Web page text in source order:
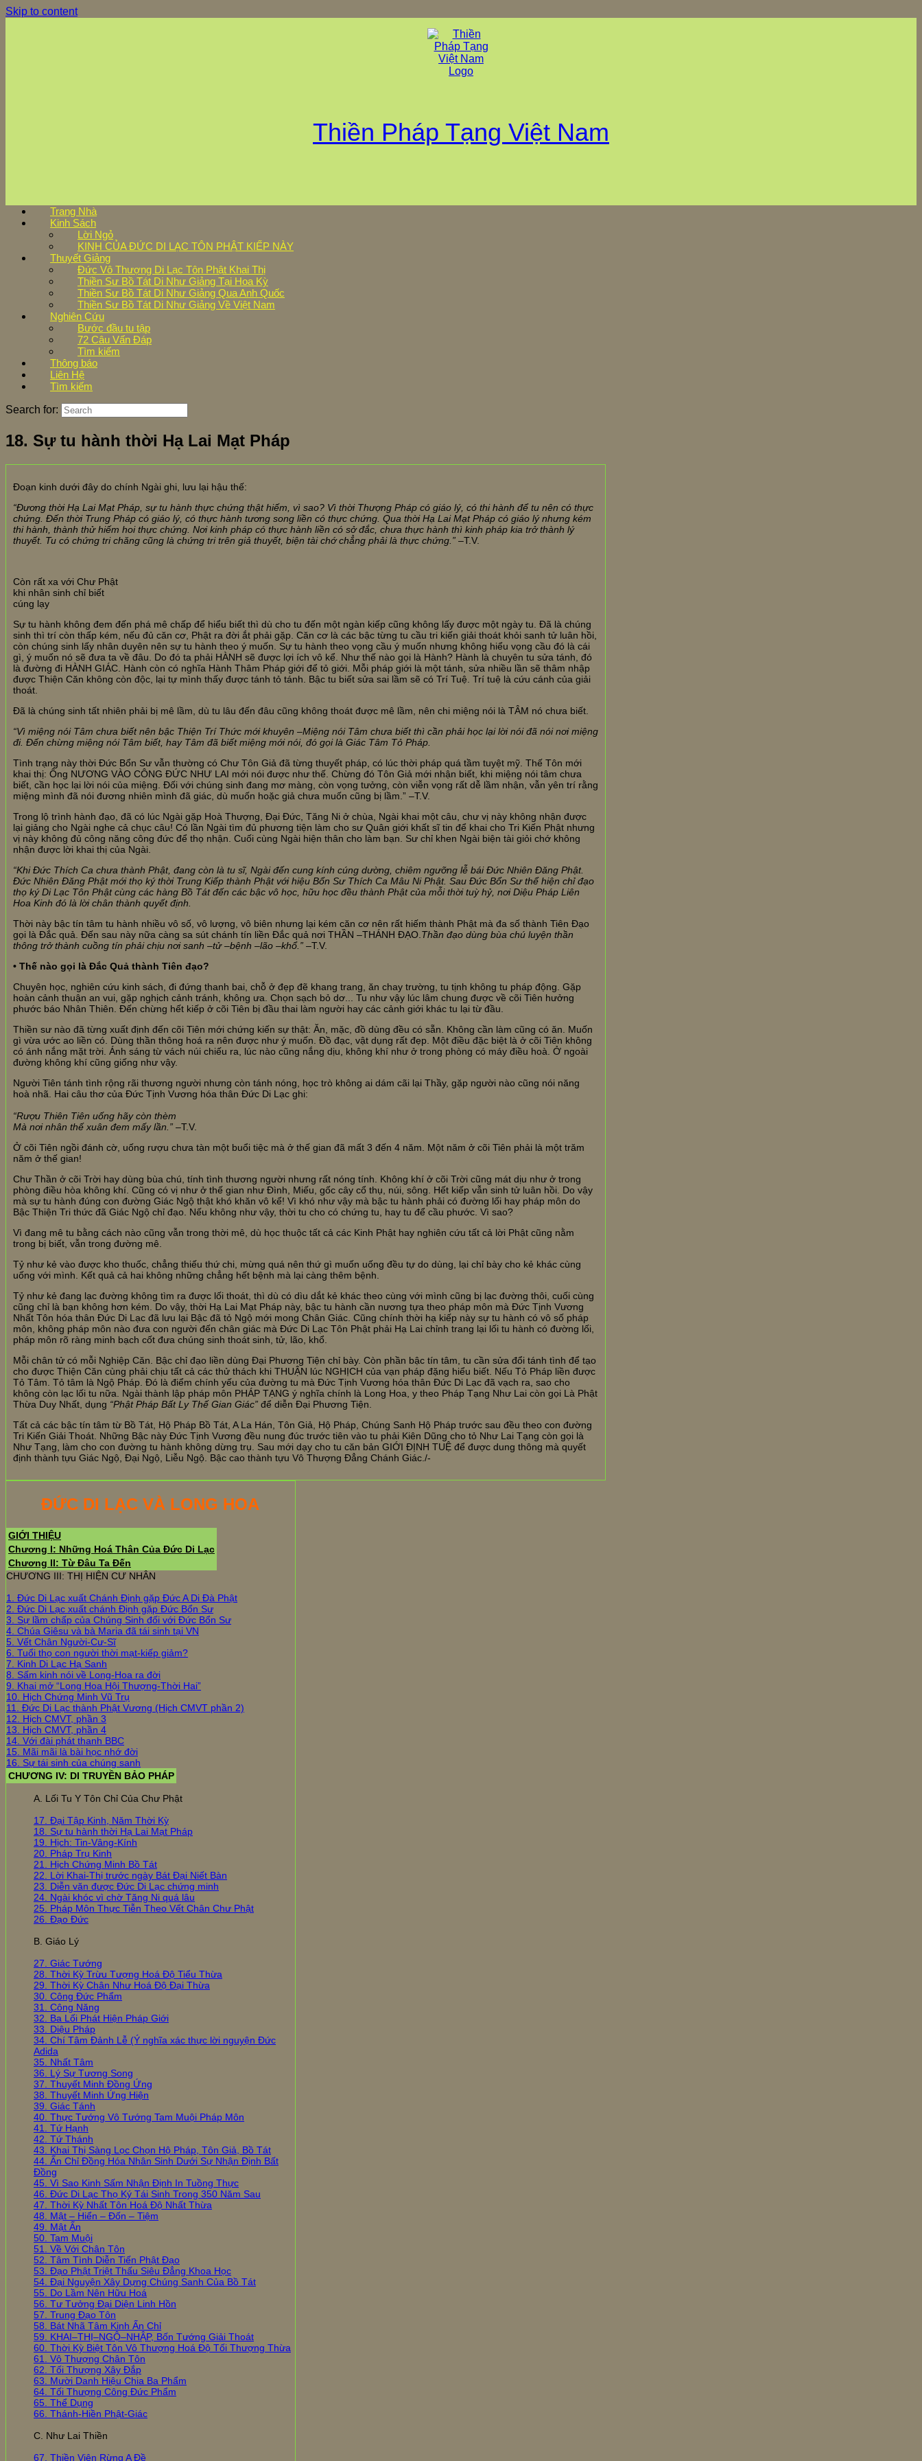
Skip to content
Thiền Pháp Tạng Việt Nam
Trang Nhà
Kinh Sách
Lời Ngỏ
KINH CỦA ĐỨC DI LẠC TÔN PHẬT KIẾP NÀY
Thuyết Giảng
Đức Vô Thượng Di Lạc Tôn Phật Khai Thị
Thiền Sư Bồ Tát Di Như Giảng Tại Hoa Kỳ
Thiền Sư Bồ Tát Di Như Giảng Qua Anh Quốc
Thiền Sư Bồ Tát Di Như Giảng Về Việt Nam
Nghiên Cứu
Bước đầu tu tập
72 Câu Vấn Đáp
Tìm kiếm
Thông báo
Liên Hệ
Tìm kiếm
Search for:
18. Sự tu hành thời Hạ Lai Mạt Pháp
Đoạn kinh dưới đây do chính Ngài ghi, lưu lại hậu thế:
“Đương thời Hạ Lai Mạt Pháp, sự tu hành thực chứng thật hiếm, vì sao? Vì thời Thượng Pháp có giáo lý, có thi hành để tu nên có thực
chứng. Đến thời Trung Pháp có giáo lý, có thực hành tương song liền có thực chứng. Qua thời Hạ Lai Mạt Pháp có giáo lý nhưng kém
thi hành, thành thử hiếm hoi thực chứng. Nơi kinh pháp có thực hành liền có sở đắc, chưa thực hành thì kinh pháp kia trở thành lý
thuyết. Tu có chứng tri chăng cũng là chứng tri trên giả thuyết, biện tài chớ chẳng phải là thực chứng.” –T.V.
Còn rất xa với Chư Phật
khi nhân sinh chỉ biết
cúng lạy
Sự tu hành không đem đến phá mê chấp để hiểu biết thì dù cho tu đến một ngàn kiếp cũng không lấy được một ngày tu. Đã là chúng
sinh thì trí còn thấp kém, nếu đủ căn cơ, Phật ra đời ắt phải gặp. Căn cơ là các bậc từng tu cầu tri kiến giải thoát khỏi sanh tử luân hồi,
còn chúng sinh lấy nhân duyên nên sự tu hành theo ý muốn. Sự tu hành theo vọng cầu ý muốn nhưng không hiểu vọng cầu đó là cái
gì, ý muốn nó sẽ đưa ta về đâu. Do đó ta phải HÀNH sẽ được lợi ích vô kể. Như thế nào gọi là Hành? Hành là chuyên tu sửa tánh, đó
là đường đi HÀNH GIÁC. Hành còn có nghĩa Hành Thâm Pháp giới để tỏ giới. Mỗi pháp giới là một tánh, sửa nhiều lần sẽ thâm nhập
được Thiện Căn không còn độc, lại tự mình thấy được tánh tỏ tánh. Bậc tu biết sửa sai lầm sẽ có Trí Tuệ. Trí tuệ là cứu cánh của giải
thoát.
Đã là chúng sinh tất nhiên phải bị mê lầm, dù tu lâu đến đâu cũng không thoát được mê lầm, nên chi miệng nói là TÂM nó chưa biết.
“Vì miệng nói Tâm chưa biết nên bậc Thiện Trí Thức mới khuyên –Miệng nói Tâm chưa biết thì cần phải học lại lời nói đã nói nơi miệng
đi. Đến chừng miệng nói Tâm biết, hay Tâm đã biết miệng mới nói, đó gọi là Giác Tâm Tỏ Pháp.
Tình trạng này thời Đức Bổn Sư vẫn thường có Chư Tôn Giả đã từng thuyết pháp, có lúc thời pháp quá tầm tuyệt mỹ. Thế Tôn mới
khai thị: Ông NƯƠNG VÀO CÔNG ĐỨC NHƯ LAI mới nói được như thế. Chừng đó Tôn Giả mới nhận biết, khi miệng nói tâm chưa
biết, cần học lại lời nói của miệng. Đối với chúng sinh đang mơ màng, còn vọng tưởng, còn viễn vọng rất dễ lầm nhận, vẫn yên trí rằng
miệng mình đã nói đương nhiên mình đã giác, dù muốn hoặc giả chưa muốn cũng bị lầm.” –T.V.
Trong lộ trình hành đạo, đã có lúc Ngài gặp Hoà Thượng, Đại Đức, Tăng Ni ở chùa, Ngài khai một câu, chư vị này không nhận được
lại giảng cho Ngài nghe cả chục câu! Có lần Ngài tìm đủ phương tiện làm cho sư Quân giới khất sĩ tin để khai cho Tri Kiến Phật nhưng
vị này không đủ công năng công đức để thọ nhận. Cuối cùng Ngài hiện thân cho làm bạn. Sư chỉ khen Ngài biện tài giỏi chớ không
nhận được lời khai thị của Ngài.
“Khi Đức Thích Ca chưa thành Phật, đang còn là tu sĩ, Ngài đến cung kính cúng dường, chiêm ngưỡng lễ bái Đức Nhiên Đăng Phật.
Đức Nhiên Đăng Phật mới thọ ký thời Trung Kiếp thành Phật với hiệu Bổn Sư Thích Ca Mâu Ni Phật. Sau Đức Bổn Sư thể hiện chỉ đạo
thọ ký Di Lạc Tôn Phật cùng các hàng Bồ Tát đến các bậc vô học, hữu học đều thành Phật của mỗi thời tuỳ hỷ, nơi Diệu Pháp Liên
Hoa Kinh đó là lời chân thành quyết định.
Thời này bậc tín tâm tu hành nhiều vô số, vô lượng, vô biên nhưng lại kém căn cơ nên rất hiếm thành Phật mà đa số thành Tiên Đạo
gọi là Đắc quả. Đến sau này nữa càng sa sút chánh tín liền Đắc quả nơi THẦN –THÁNH ĐẠO. Thần đạo dùng bùa chú luyện thần
thông trở thành cuồng tín phải chịu nơi sanh –tử –bệnh –lão –khổ.” –T.V.
• Thế nào gọi là Đắc Quả thành Tiên đạo?
Chuyên học, nghiên cứu kinh sách, đi đứng thanh bai, chỗ ở đẹp đẽ khang trang, ăn chay trường, tu tịnh không tu pháp động. Gặp
hoàn cảnh thuận an vui, gặp nghịch cảnh tránh, không ưa. Chọn sạch bỏ dơ... Tu như vậy lúc lâm chung được về cõi Tiên hưởng
phước báo Nhân Thiên. Đến chừng hết kiếp ở cõi Tiên bị đầu thai làm người hay các cảnh giới khác tu lại từ đầu.
Thiền sư nào đã từng xuất định đến cõi Tiên mới chứng kiến sự thật: Ăn, mặc, đồ dùng đều có sẵn. Không cần làm cũng có ăn. Muốn
gì vừa ước ao liền có. Dùng thần thông hoá ra nên được như ý muốn. Đồ đạc, vật dụng rất đẹp. Một điều đặc biệt là ở cõi Tiên không
có ánh nắng mặt trời. Ánh sáng từ vách núi chiếu ra, lúc nào cũng nắng dịu, không khí như ở trong phòng có máy điều hoà. Ở ngoài
đường không khí cũng giống như vậy.
Người Tiên tánh tình rộng rãi thương người nhưng còn tánh nóng, học trò không ai dám cãi lại Thầy, gặp người nào cũng nói năng
hoà nhã. Hai câu thơ của Đức Tịnh Vương hóa thân Đức Di Lạc ghi:
“Rượu Thiên Tiên uống hãy còn thèm
Mà nơi nhân thế xuân đem mấy lần.” –T.V.
Ở cõi Tiên ngồi đánh cờ, uống rượu chưa tàn một buổi tiệc mà ở thế gian đã mất 3 đến 4 năm. Một năm ở cõi Tiên phải là một trăm
năm ở thế gian!
Chư Thần ở cõi Trời hay dùng bùa chú, tính tình thương người nhưng rất nóng tính. Không khí ở cõi Trời cũng mát dịu như ở trong
phòng điều hòa không khí. Cũng có vị như ở thế gian như Đình, Miếu, gốc cây cổ thụ, núi, sông. Hết kiếp vẫn sinh tử luân hồi. Do vậy
mà sự tu hành đúng con đường Giác Ngộ thật khó khăn vô kể! Vì khó như vậy mà bậc tu hành phải có đường lối hay pháp môn do
Bậc Thiện Tri thức đã Giác Ngộ chỉ đạo. Nếu không như vậy, thời tu cho có chứng tu, hay tu để cầu phước. Vì sao?
Vì đang mê tu bằng cách nào cũng vẫn trong thời mê, dù học thuộc tất cả các Kinh Phật hay nghiên cứu tất cả lời Phật cũng nằm
trong bị biết, vẫn trong đường mê.
Tỷ như kẻ vào được kho thuốc, chẳng thiếu thứ chi, mừng quá nên thứ gì muốn uống đều tự do dùng, lại chỉ bày cho kẻ khác cùng
uống với mình. Kết quả cả hai không những chẳng hết bệnh mà lại càng thêm bệnh.
Tỷ như kẻ đang lạc đường không tìm ra được lối thoát, thì dù có dìu dắt kẻ khác theo cùng với mình cũng bị lạc đường thôi, cuối cùng
cũng chỉ là bạn không hơn kém. Do vậy, thời Hạ Lai Mạt Pháp này, bậc tu hành cần nương tựa theo pháp môn mà Đức Tịnh Vương
Nhất Tôn hóa thân Đức Di Lạc đã lưu lại Bậc đã tỏ Ngộ mới mong Chân Giác. Cũng chính thời hạ kiếp này sự tu hành có vô số pháp
môn, không pháp môn nào đưa con người đến chân giác mà Đức Di Lạc Tôn Phật phải Hạ Lai chỉnh trang lại lối tu hành có đường lối,
pháp môn rõ ràng minh bạch cốt đưa chúng sinh thoát sinh, tử, lão, khổ.
Mỗi chân tử có mỗi Nghiệp Căn. Bậc chỉ đạo liền dùng Đại Phương Tiện chỉ bày. Còn phần bậc tín tâm, tu cần sửa đổi tánh tình để tạo
cho được Thiện Căn cùng phải chịu tất cả các thử thách khi THUẬN lúc NGHỊCH của vạn pháp đặng hiểu biết. Nếu Tỏ Pháp liền được
Tỏ Tâm. Tỏ tâm là Ngộ Pháp. Đó là điểm chính yếu của đường tu mà Đức Tịnh Vương hóa thân Đức Di Lạc đã vạch ra, sao cho
không còn lạc lối tu nữa. Ngài thành lập pháp môn PHÁP TẠNG ý nghĩa chính là Long Hoa, y theo Pháp Tạng Như Lai còn gọi Là Phật
Thừa Duy Nhất, dụng “Phật Pháp Bất Ly Thế Gian Giác” để diễn Đại Phương Tiện.
Tất cả các bậc tín tâm từ Bồ Tát, Hộ Pháp Bồ Tát, A La Hán, Tôn Giả, Hộ Pháp, Chúng Sanh Hộ Pháp trước sau đều theo con đường
Tri Kiến Giải Thoát. Những Bậc này Đức Tịnh Vương đều nung đúc trước tiên vào tu phải Kiên Dũng cho tỏ Như Lai Tạng còn gọi là
Như Tạng, làm cho con đường tu hành không dừng trụ. Sau mới dạy cho tu căn bản GIỚI ĐỊNH TUỆ để được dung thông mà quyết
định thành tựu Giác Ngộ, Đại Ngộ, Liễu Ngộ. Bậc cao thành tựu Vô Thượng Đẳng Chánh Giác./-
ĐỨC DI LẠC VÀ LONG HOA
GIỚI THIỆU
Chương I: Những Hoá Thân Của Đức Di Lạc
Chương II: Từ Đâu Ta Đến
CHƯƠNG III: THỊ HIỆN CƯ NHÂN
1. Đức Di Lạc xuất Chánh Định gặp Đức A Di Đà Phật
2. Đức Di Lạc xuất chánh Định gặp Đức Bổn Sư
3. Sự lầm chấp của Chúng Sinh đối với Đức Bổn Sư
4. Chúa Giêsu và bà Maria đã tái sinh tại VN
5. Vết Chân Người-Cư-Sĩ
6. Tuổi thọ con người thời mạt-kiếp giảm?
7. Kinh Di Lạc Hạ Sanh
8. Sấm kinh nói về Long-Hoa ra đời
9. Khai mở “Long Hoa Hội Thượng-Thời Hai”
10. Hịch Chứng Minh Vũ Trụ
11. Đức Di Lạc thành Phật Vương (Hịch CMVT phần 2)
12. Hịch CMVT, phần 3
13. Hịch CMVT, phần 4
14. Với đài phát thanh BBC
15. Mãi mãi là bài học nhớ đời
16. Sự tái sinh của chúng sanh
CHƯƠNG IV: DI TRUYỀN BẢO PHÁP
A. Lối Tu Y Tôn Chỉ Của Chư Phật
17. Đại Tập Kinh, Năm Thời Kỳ
18. Sự tu hành thời Hạ Lai Mạt Pháp
19. Hịch: Tin-Vâng-Kính
20. Pháp Trụ Kinh
21. Hịch Chứng Minh Bồ Tát
22. Lời Khai-Thị trước ngày Bát Đại Niết Bàn
23. Diễn văn được Đức Di Lạc chứng minh
24. Ngài khóc vì chờ Tăng Ni quá lâu
25. Pháp Môn Thực Tiễn Theo Vết Chân Chư Phật
26. Đạo Đức
B. Giáo Lý
27. Giác Tướng
28. Thời Kỳ Trừu Tượng Hoá Độ Tiểu Thừa
29. Thời Kỳ Chân Như Hoá Độ Đại Thừa
30. Công Đức Phẩm
31. Công Năng
32. Ba Lối Phát Hiện Pháp Giới
33. Diệu Pháp
34. Chí Tâm Đảnh Lễ (Ý nghĩa xác thực lời nguyện Đức
Adida
35. Nhất Tâm
36. Lý Sự Tương Song
37. Thuyết Minh Đồng Ứng
38. Thuyết Minh Ứng Hiện
39. Giác Tánh
40. Thực Tướng Vô Tướng Tam Muội Pháp Môn
41. Tứ Hạnh
42. Tứ Thánh
43. Khai Thị Sàng Lọc Chọn Hộ Pháp, Tôn Giả, Bồ Tát
44. Ấn Chỉ Đồng Hóa Nhân Sinh Dưới Sự Nhận Định Bất
Đồng
45. Vì Sao Kinh Sấm Nhận Định In Tuồng Thực
46. Đức Di Lạc Thọ Ký Tái Sinh Trong 350 Năm Sau
47. Thời Kỳ Nhất Tôn Hoá Độ Nhất Thừa
48. Mật – Hiển – Đốn – Tiệm
49. Mật Ấn
50. Tam Muội
51. Về Với Chân Tôn
52. Tâm Tình Diễn Tiến Phật Đạo
53. Đạo Phật Triệt Thấu Siêu Đẳng Khoa Học
54. Đại Nguyện Xây Dựng Chúng Sanh Của Bồ Tát
55. Do Lầm Nên Hữu Hoá
56. Tư Tưởng Đại Diện Linh Hồn
57. Trung Đạo Tôn
58. Bát Nhã Tâm Kinh Ấn Chỉ
59. KHAI–THỊ–NGỘ–NHẬP, Bốn Tướng Giải Thoát
60. Thời Kỳ Biệt Tôn Vô Thượng Hoá Độ Tối Thượng Thừa
61. Vô Thượng Chân Tôn
62. Tối Thượng Xây Đắp
63. Mười Danh Hiệu Chia Ba Phẩm
64. Tối Thượng Công Đức Phẩm
65. Thể Dụng
66. Thánh-Hiền Phật-Giác
C. Như Lai Thiền
67. Thiền Viện Rừng A Đề